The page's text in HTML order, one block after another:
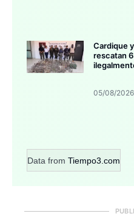
Cardique
rescatan
05/08/2026
Data from Tiempo3.com